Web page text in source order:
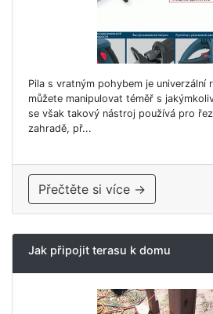
Pila s vratným pohybem je univerzální
můžete manipulovat téměř s
se však takový nástroj používá pro
zahradě, př...
Přečtěte si více →
Jak připojit terasu k domu